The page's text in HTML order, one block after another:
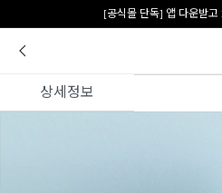
카카오 플친 추가하면1
상세정보